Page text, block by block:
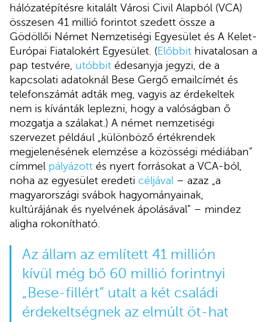
hálózatépítésre kitalált Városi Civil Alapból (VCA)
összesen 41 millió forintot szedett össze a
Gödöllői Német Nemzetiségi Egyesület és A Kelet-
Európai Fiatalokért Egyesület. (Előbbit hivatalosan a
pap testvére, utóbbit édesanyja jegyzi, de a
kapcsolati adatoknál Bese Gergő emailcímét és
telefonszámát adták meg, vagyis az érdekeltek
nem is kívánták leplezni, hogy a valóságban ő
mozgatja a szálakat.) A német nemzetiségi
szervezet például „különböző értékrendek
megjelenésének elemzése a közösségi médiában”
címmel pályázott és nyert forrásokat a VCA-ból,
noha az egyesület eredeti céljával – azaz „a
magyarországi svábok hagyományainak,
kultúrájának és nyelvének ápolásával” – mindez
aligha rokonítható.
Az állam az említett 41 millión
kívül még bő 60 millió forintnyi
„Bese-fillért” utalt a két családi
érdekeltségnek az elmúlt öt-hat